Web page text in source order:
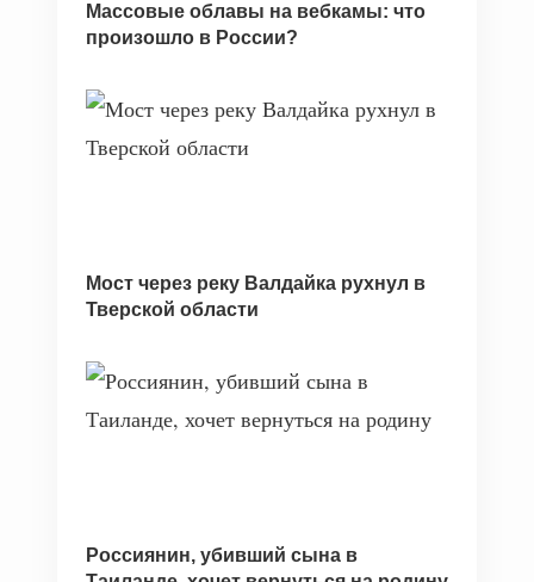
Массовые облавы на вебкамы: что
произошло в России?
Мост через реку Валдайка рухнул в
Тверской области
Россиянин, убивший сына в